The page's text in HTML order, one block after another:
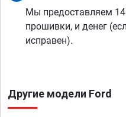
Мы предоставляем 14
прошивки, и денег
исправен).
Другие модели Ford